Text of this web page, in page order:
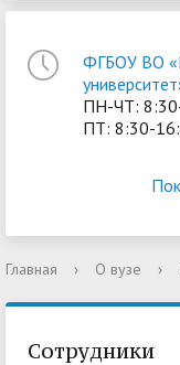
ФГБОУ ВО
ПН-ЧТ:
ПТ: 8:30-
Главная › О вузе ›
Сотрудники